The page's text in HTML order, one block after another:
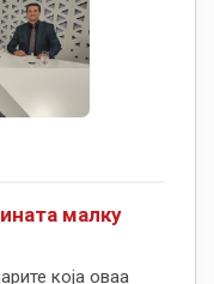
малку
која оваа